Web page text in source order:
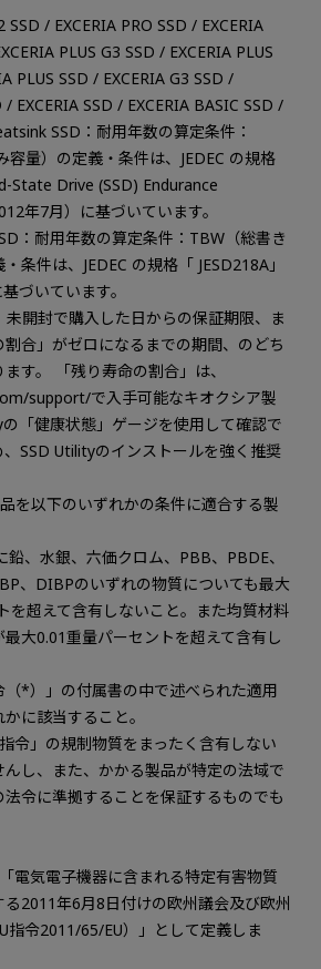
SSD / EXCERIA PRO SSD / EXCERIA
PLUS G3 SSD / EXCERIA PLUS
PLUS SSD / EXCERIA G3 SSD /
/ EXCERIA SSD / EXCERIA BASIC SSD /
SSD：耐用年数の算定条件：
容量）の定義・条件は、JEDEC の規格
State Drive (SSD) Endurance
年7月）に基づいています。
：耐用年数の算定条件：TBW（総書き
条件は、JEDEC の規格「 JESD218A」
づいています。
開封で購入した日からの保証期限、ま
合」がゼロになるまでの期間、のどち
す。 「残り寿命の割合」は、
support/で入手可能なキオクシア製
「健康状態」ゲージを使用して確認で
、SSD Utilityのインストールを強く推奨
品を以下のいずれかの条件に適合する製
鉛、水銀、六価クロム、PBB、PBDE、
、DIBPのいずれの物質についても最大
を超えて含有しないこと。また均質材料
大0.01重量パーセントを超えて含有し
（*）」の付属書の中で述べられた適用
に該当すること。
令」の規制物質をまったく含有しない
んし、また、かかる製品が特定の法域で
令に準拠することを保証するものでも
「電気電子機器に含まれる特定有害物質
2011年6月8日付けの欧州議会及び欧州
指令2011/65/EU）」として定義しま